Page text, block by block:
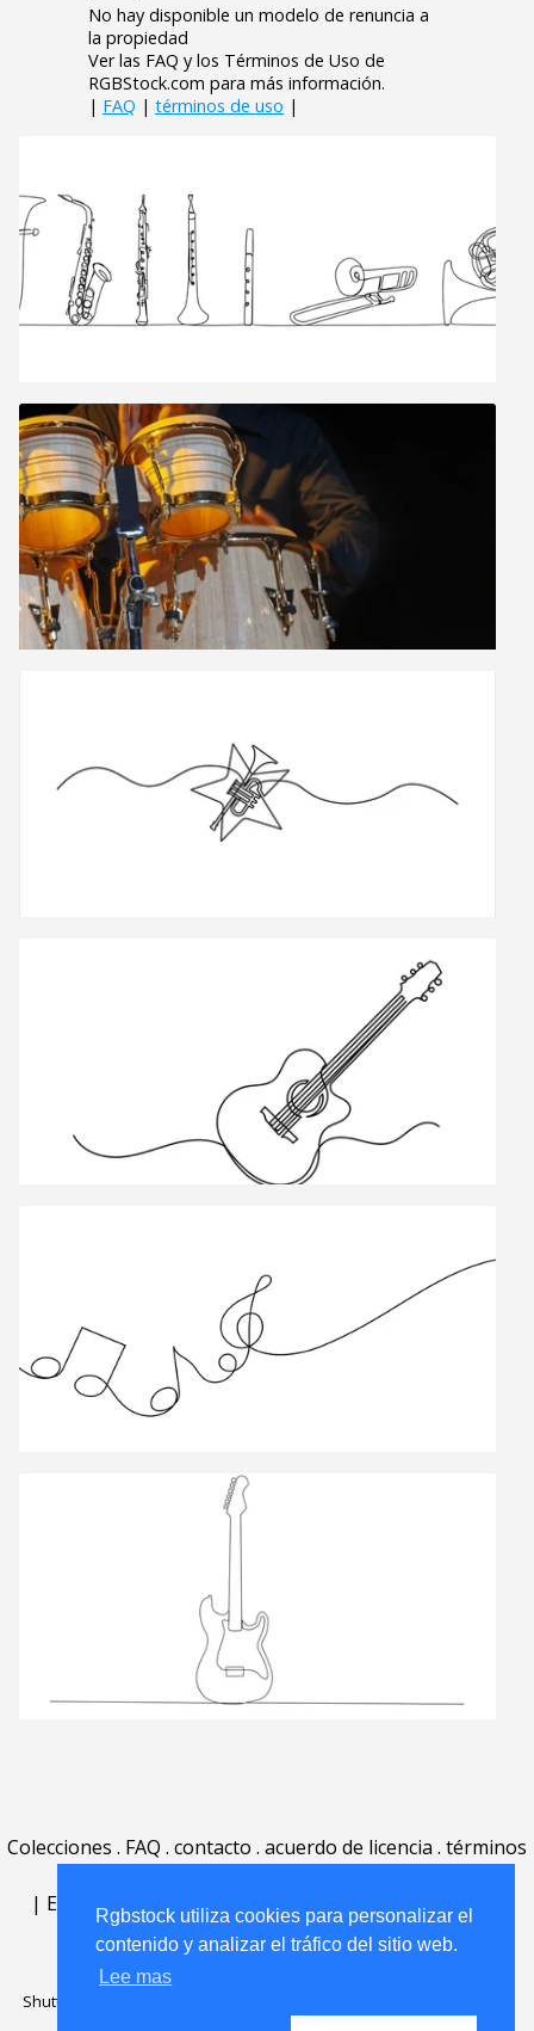
Rgbstock utiliza cookies para personalizar el
contenido y analizar el tráfico del sitio web.
Lee mas
No hay disponible un modelo de renuncia a
la propiedad
Ver las FAQ y los Términos de Uso de
RGBStock.com para más información.
| FAQ | términos de uso |
Colecciones . FAQ . contacto . acuerdo de licencia . términos
| English | Deutsch| Español Português
Nederlands|
Shutterstock official partner of Rgbstock
Rgbstock